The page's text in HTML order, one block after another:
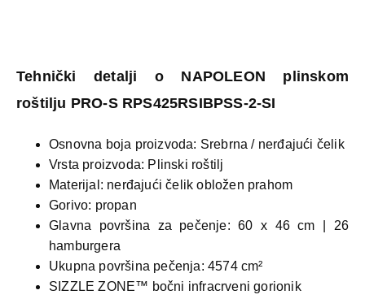
Tehnički detalji o NAPOLEON plinskom
roštilju PRO-S RPS425RSIBPSS-2-SI
Osnovna boja proizvoda: Srebrna / nerđajući čelik
Vrsta proizvoda: Plinski roštilj
Materijal: nerđajući čelik obložen prahom
Gorivo: propan
Glavna površina za pečenje: 60 x 46 cm | 26
hamburgera
Ukupna površina pečenja: 4574 cm²
SIZZLE ZONE™ bočni infracrvenigorionik